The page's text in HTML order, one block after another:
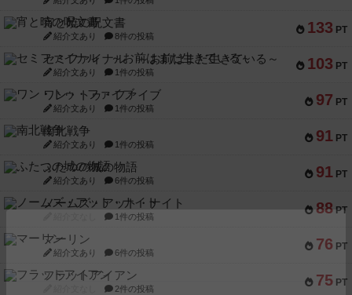
133 PT
宵と暁の呪文書
紹介文あり 8件の投稿
103 PT
セミファイナル ～お前はまだ生きている～
紹介文あり 1件の投稿
97 PT
ワン・トゥ・ファイブ
紹介文あり 1件の投稿
91 PT
南北戦争
紹介文あり 1件の投稿
91 PT
ふたつの城の物語
紹介文あり 6件の投稿
88 PT
ノームズ・アット・ナイト
1件の投稿
76 PT
マーリン
紹介文あり 6件の投稿
75 PT
フラットアイアン
2件の投稿